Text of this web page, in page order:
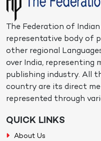
The Federation of
representative body of
other regional
over India,
publishing industry. All
country are its direct
represented through
QUICK LINKS
About Us